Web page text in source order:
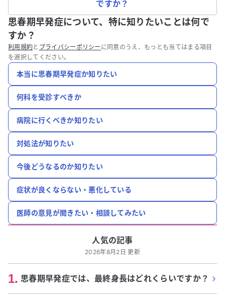
ですか？
思春期早発症について、特に知りたいことは何で
すか？
利用規約と プライバシーポリシー に同意のうえ、もっとも当てはまる項目
を選択してください。
本当に思春期早発症か知りたい
何科を受診すべきか
病院に行くべきか知りたい
対処法が知りたい
今後どうなるのか知りたい
症状が良くならない・悪化している
医師の意見が聞きたい・相談してみたい
人気の記事
2026年8月2日 更新
1. 思春期早発症では、最終身長はどれくらいですか？